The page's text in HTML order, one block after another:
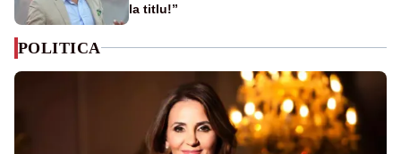
la titlu!”
POLITICA